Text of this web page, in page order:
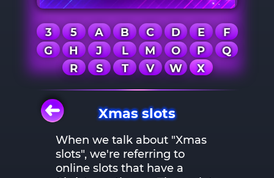
3 5 A B C D E
F
G
H J L M O P
Q
R
S T V W X
Xmas slots
When we talk about "Xmas
slots", we're referring to
online slots that have a